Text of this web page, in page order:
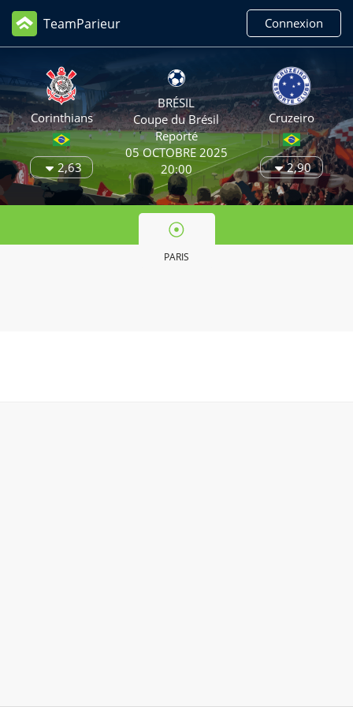
TeamParieur Connexion
Corinthians
2,63
BRÉSIL
Coupe du Brésil
Reporté
05 OCTOBRE 2025
20:00
Cruzeiro
2,90
PARIS